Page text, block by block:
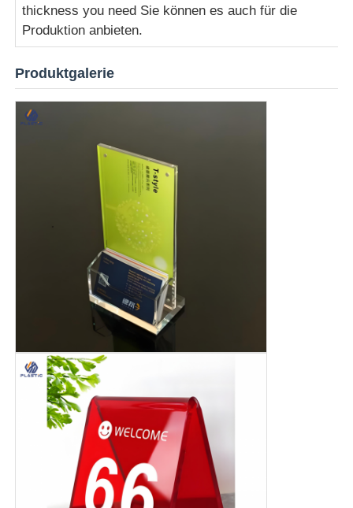
Gegossene Acrylplatte
Farbige Acrylplatte
Akryl-Lagerfach
Acrylschaukarton
Spiegel Acrylblech
Verdrängtes Acrylblatt
Marmoracrylfolie
Acrylblech aus Regenbogen
thickness you need Sie können es auch für die
Produktion anbieten.
Produktgalerie